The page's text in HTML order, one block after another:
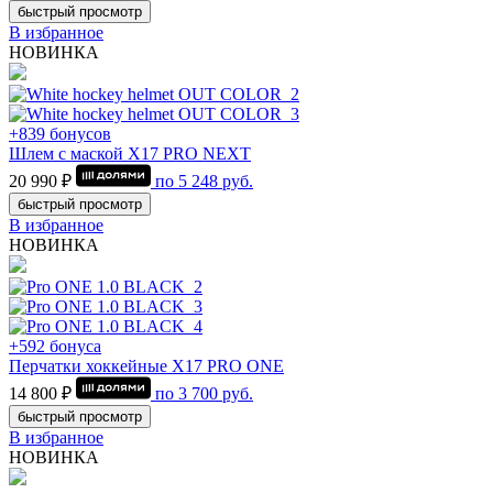
быстрый просмотр
В избранное
НОВИНКА
+839 бонусов
Шлем с маской Х17 PRO NEXT
20 990 ₽
по 5 248 руб.
быстрый просмотр
В избранное
НОВИНКА
+592 бонуса
Перчатки хоккейные Х17 PRO ONE
14 800 ₽
по 3 700 руб.
быстрый просмотр
В избранное
НОВИНКА